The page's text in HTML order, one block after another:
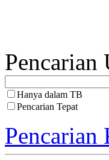
Pencarian
Hanya dalam TB
Pencarian Tepat
Pencarian